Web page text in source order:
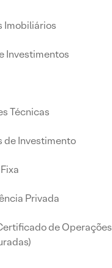
Imobiliários
Investimentos
Técnicas
de Investimento
Privada
de Operações